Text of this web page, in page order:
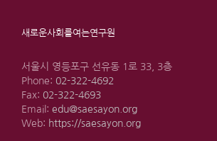
새로운사회를여는연구원
서울시 영등포구 선유동 1로 33, 3층
Phone: 02-322-4692
Fax: 02-322-4693
Email: edu@saesayon.org
Web: https://saesayon.org